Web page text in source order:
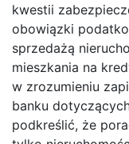
kwestii
obowiązki
sprzedażą
mieszkania na
w zrozumieniu
banku
podkreślić, że